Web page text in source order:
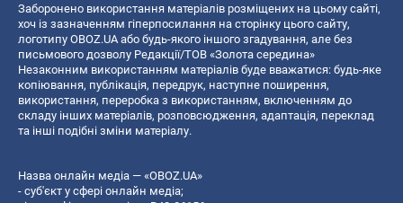
Заборонено використання матеріалів розміщених на цьому сайті,
хоч із зазначенням гіперпосилання на сторінку цього сайту,
логотипу OBOZ.UA або будь-якого іншого згадування, але без
письмового дозволу Редакції/ТОВ «Золота середина»
Незаконним використанням матеріалів буде вважатися: будь-яке
копiювання, публiкацiя, передрук, наступне поширення,
використання, переробка з використанням, включенням до
складу інших матеріалів, розповсюдження, адаптація, переклад
та інші подібні зміни матеріалу.
Назва онлайн медіа — «OBOZ.UA»
- суб'єкт у сфері онлайн медіа;